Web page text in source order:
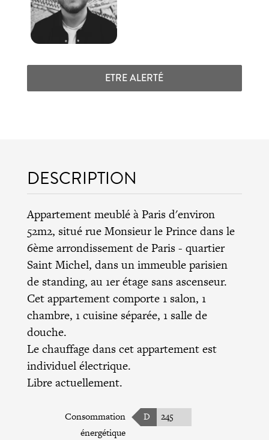
ETRE ALERTÉ
DESCRIPTION
Appartement meublé à Paris d'environ
52m2, situé rue Monsieur le Prince dans le
6ème arrondissement de Paris- quartier
Saint Michel, dans un immeuble parisien
de standing, au 1er étage sans ascenseur.
Cet appartement comporte 1 salon, 1
chambre, 1 cuisine séparée, 1 salle de
douche.
Le chauffage dans cet appartement est
individuel électrique.
Libre actuellement.
Consommation
énergétique
D 245